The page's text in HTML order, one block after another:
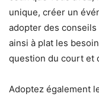
unique, créer un
adopter des
ainsi à plat les
question du court et
Adoptez également